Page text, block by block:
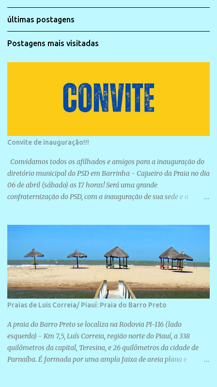
últimas postagens
Postagens mais visitadas
Convite de inauguração!!!
Convidamos todos os afilhados e amigos para a inauguração do
diretório municipal do PSD em Barrinha - Cajueiro da Praia no dia
06 de abril (sábado) as 17 horas! Será uma grande
confraternização do PSD, com a inauguração de sua sede e a
Praias de Luis Correia/ Piauí: Praia do Barro Preto
A praia do Barro Preto se localiza na Rodovia PI-116 (lado
esquerdo) - Km 7,5, Luís Correia, região norte do Piauí, a 338
quilômetros da capital, Teresina, e 26 quilômetros da cidade de
Parnaíba. É formada por uma ampla faixa de areia plana e